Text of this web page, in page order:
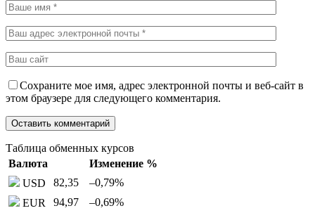
Сохраните мое имя, адрес электронной почты и веб-сайт в
этом браузере для следующего комментария.
Таблица обменных курсов
Валюта
Изменение %
USD
82,35 –0,79%
EUR
94,97 –0,69%